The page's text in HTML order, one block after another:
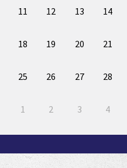
11 12 13 14
18 19 20 21
25 26 27 28
1 2 3 4